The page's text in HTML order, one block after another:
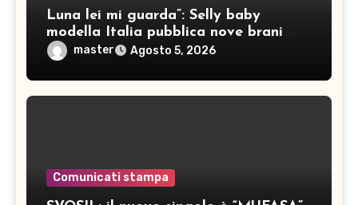
Luna lei mi guarda”: Selly baby
modella Italia pubblica nove brani
ineditimaster Agosto 5, 2026
Comunicati stampa